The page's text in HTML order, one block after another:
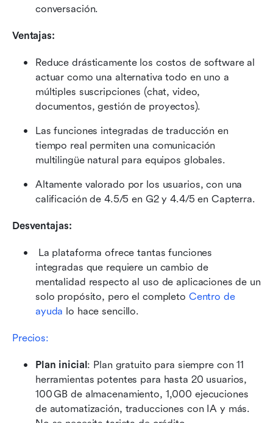
conversación.
Ventajas:
Reduce drásticamente los costos de software al
actuar como una alternativa todo en uno a
múltiples suscripciones (chat, video,
documentos, gestión de proyectos).
Las funciones integradas de traducción en
tiempo real permiten una comunicación
multilingüe natural para equipos globales.
Altamente valorado por los usuarios, con una
calificación de 4.5/5 en G2 y 4.4/5 en Capterra.
Desventajas:
La plataforma ofrece tantas funciones
integradas que requiere un cambio de
mentalidad respecto al uso de aplicaciones de un
solo propósito, pero el completo Centro de
ayuda lo hace sencillo.
Precios:
Plan inicial: Plan gratuito para siempre con 11
herramientas potentes para hasta 20 usuarios,
100 GB de almacenamiento, 1,000 ejecuciones
de automatización, traducciones con IA y más.